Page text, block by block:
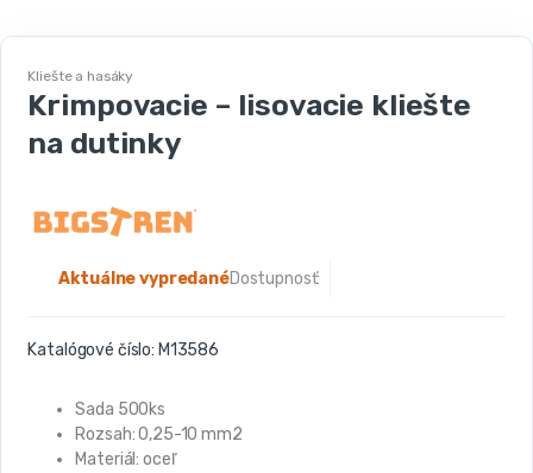
Kliešte a hasáky
Krimpovacie – lisovacie kliešte
na dutinky
Dostupnosť:
Aktuálne vypredané
Katalógové číslo: M13586
Sada 500ks
Rozsah: 0,25-10 mm2
Materiál: oceľ